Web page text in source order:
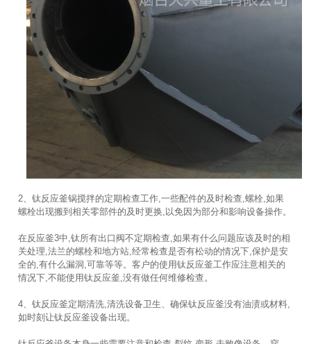
2、钛反应釜锅搅拌的定期检查工作,一些配件的及时检查,螺栓,如果
螺栓出现搬到相关零部件的及时更换,以免因为部分和影响设备操作。
在反应釜3中,钛所有出口阀不定期检查,如果有什么问题应该及时的相
关处理,法兰的螺栓和地方站,经常检查是否有松动的情况下,保护是安
全的,有什么漏洞,可靠等等。客户的使用钛反应釜工作应注意相关的
情况下,不能使用钛反应釜,没有做任何维修检查。
4、钛反应釜定期清洗,清洗设备卫生、确保钛反应釜没有油渍或材料,
如时刻让钛反应釜设备出现。